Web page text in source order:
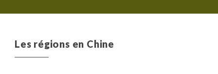
Les régions en Chine